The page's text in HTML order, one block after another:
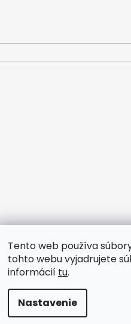
Tento web používa
tohto webu vyjadrujete
informácií tu.
Nastavenie
. Všetky práva vyhradené.